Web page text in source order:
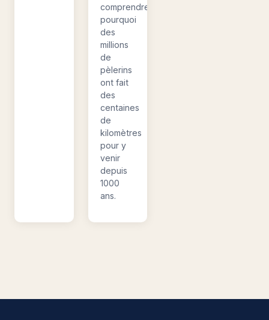
comprendre
pourquoi
des
millions
de
pèlerins
ont fait
des
centaines
de
kilomètres
pour y
venir
depuis
1000
ans.